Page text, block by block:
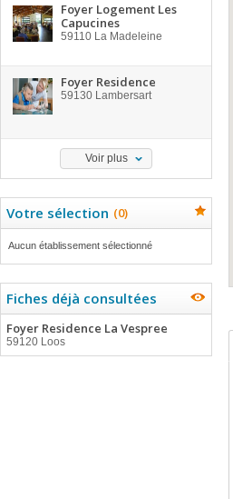
Foyer Logement Les
Capucines
59110 La Madeleine
Foyer Residence
59130 Lambersart
Voir plus
Votre sélection (0)
Aucun établissement sélectionné
Fiches déjà consultées
Foyer Residence La Vespree
59120 Loos